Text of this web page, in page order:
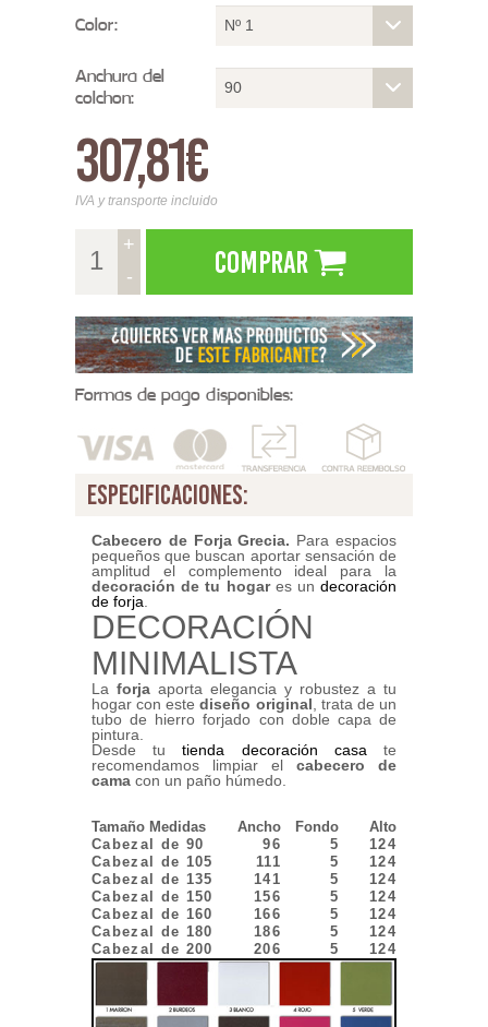
Color: Nº 1
Anchura del
colchon: 90
307,81€
IVA y transporte incluido
+
-
Comprar
Formas de pago disponibles:
especificaciones:
Cabecero de Forja Grecia. Para espacios
pequeños que buscan aportar sensación de
amplitud el complemento ideal para la
decoración de tu hogares un decoración
de forja.
DECORACIÓN
MINIMALISTA
La forja aporta elegancia y robustez a tu
hogar con estediseño original, trata de un
tubo de hierro forjado con doble capa de
pintura.
Desde tutienda decoración casate
recomendamos limpiar el cabecero de
cama con un paño húmedo.
Tamaño Medidas Ancho Fondo
Alto
Cabezal de 90
96 5
124
Cabezal de 105
111 5
124
Cabezal de 135
141 5
124
Cabezal de 150
156 5
124
Cabezal de 160
166 5
124
Cabezal de 180
186 5
124
Cabezal de 200
206 5 124